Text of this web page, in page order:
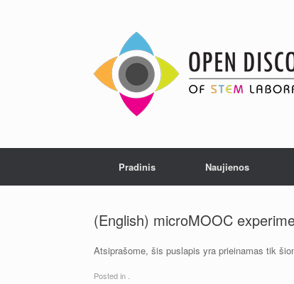
Pradinis Naujienos
(English) microMOOC
Atsiprašome, šis puslapis yra prieinamas tik
Posted in